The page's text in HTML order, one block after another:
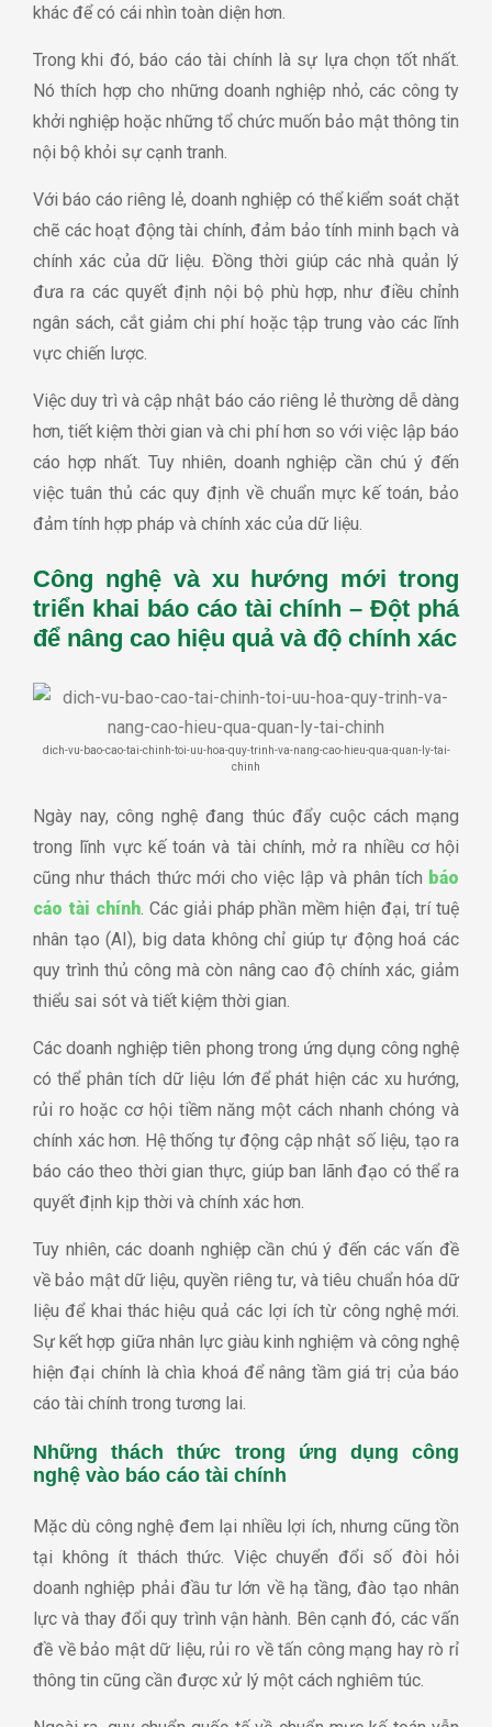
khác để có cái nhìn toàn diện hơn.
Trong khi đó, báo cáo tài chính là sự lựa chọn tốt nhất.
Nó thích hợp cho những doanh nghiệp nhỏ, các công ty
khởi nghiệp hoặc những tổ chức muốn bảo mật thông tin
nội bộ khỏi sự cạnh tranh.
Với báo cáo riêng lẻ, doanh nghiệp có thể kiểm soát chặt
chẽ các hoạt động tài chính, đảm bảo tính minh bạch và
chính xác của dữ liệu. Đồng thời giúp các nhà quản lý
đưa ra các quyết định nội bộ phù hợp, như điều chỉnh
ngân sách, cắt giảm chi phí hoặc tập trung vào các lĩnh
vực chiến lược.
Việc duy trì và cập nhật báo cáo riêng lẻ thường dễ dàng
hơn, tiết kiệm thời gian và chi phí hơn so với việc lập báo
cáo hợp nhất. Tuy nhiên, doanh nghiệp cần chú ý đến
việc tuân thủ các quy định về chuẩn mực kế toán, bảo
đảm tính hợp pháp và chính xác của dữ liệu.
Công nghệ và xu hướng mới trong
triển khai báo cáo tài chính – Đột phá
để nâng cao hiệu quả và độ chính xác
dich-vu-bao-cao-tai-chinh-toi-uu-hoa-quy-trinh-va-nang-cao-hieu-qua-quan-ly-tai-
chinh
Ngày nay, công nghệ đang thúc đẩy cuộc cách mạng
trong lĩnh vực kế toán và tài chính, mở ra nhiều cơ hội
cũng như thách thức mới cho việc lập và phân tích báo
cáo tài chính. Các giải pháp phần mềm hiện đại, trí tuệ
nhân tạo (AI), big data không chỉ giúp tự động hoá các
quy trình thủ công mà còn nâng cao độ chính xác, giảm
thiểu sai sót và tiết kiệm thời gian.
Các doanh nghiệp tiên phong trong ứng dụng công nghệ
có thể phân tích dữ liệu lớn để phát hiện các xu hướng,
rủi ro hoặc cơ hội tiềm năng một cách nhanh chóng và
chính xác hơn. Hệ thống tự động cập nhật số liệu, tạo ra
báo cáo theo thời gian thực, giúp ban lãnh đạo có thể ra
quyết định kịp thời và chính xác hơn.
Tuy nhiên, các doanh nghiệp cần chú ý đến các vấn đề
về bảo mật dữ liệu, quyền riêng tư, và tiêu chuẩn hóa dữ
liệu để khai thác hiệu quả các lợi ích từ công nghệ mới.
Sự kết hợp giữa nhân lực giàu kinh nghiệm và công nghệ
hiện đại chính là chìa khoá để nâng tầm giá trị của báo
cáo tài chính trong tương lai.
Những thách thức trong ứng dụng công
nghệ vào báo cáo tài chính
Mặc dù công nghệ đem lại nhiều lợi ích, nhưng cũng tồn
tại không ít thách thức. Việc chuyển đổi số đòi hỏi
doanh nghiệp phải đầu tư lớn về hạ tầng, đào tạo nhân
lực và thay đổi quy trình vận hành. Bên cạnh đó, các vấn
đề về bảo mật dữ liệu, rủi ro về tấn công mạng hay rò rỉ
thông tin cũng cần được xử lý một cách nghiêm túc.